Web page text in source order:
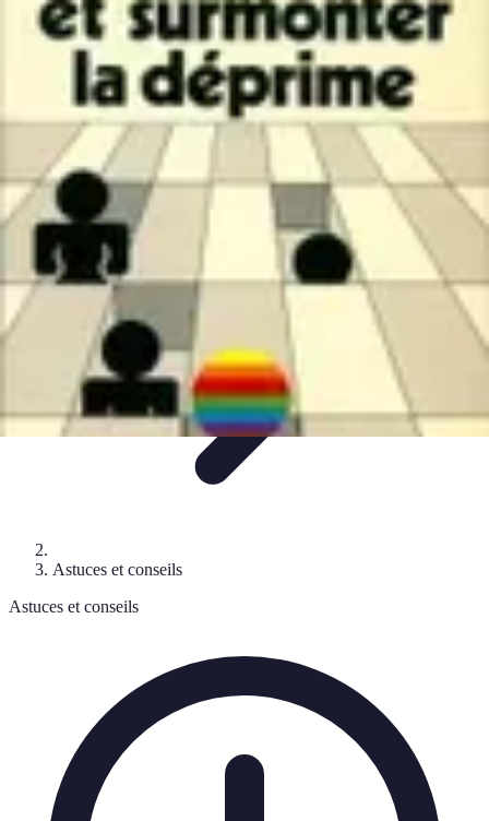
Apprendre Rubik Cube
Astuces et conseilsApprentissageTechniques
d'apprentissage
Méthodes d'apprentissage Techniques
Apprendre Rubik Cube
Astuces et conseils
Astuces et conseils